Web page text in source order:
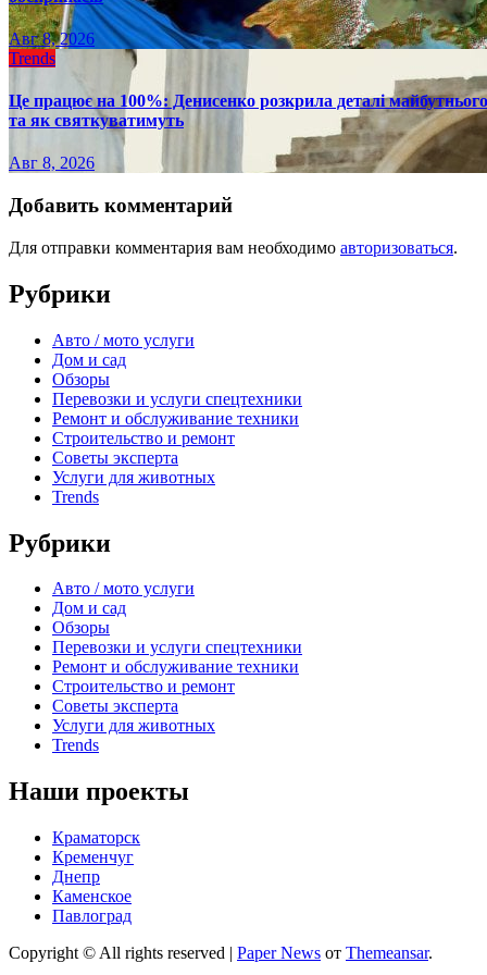
Авг 8, 2026
Trends
Це працює на 100%: Денисенко розкрила деталі майбутнього
та як святкуватимуть
Авг 8, 2026
Добавить комментарий
Для отправки комментария вам необходимо авторизоваться.
Рубрики
Авто / мото услуги
Дом и сад
Обзоры
Перевозки и услуги спецтехники
Ремонт и обслуживание техники
Строительство и ремонт
Советы эксперта
Услуги для животных
Trends
Рубрики
Авто / мото услуги
Дом и сад
Обзоры
Перевозки и услуги спецтехники
Ремонт и обслуживание техники
Строительство и ремонт
Советы эксперта
Услуги для животных
Trends
Наши проекты
Краматорск
Кременчуг
Днепр
Каменское
Павлоград
Copyright © All rights reserved | Paper News от Themeansar.